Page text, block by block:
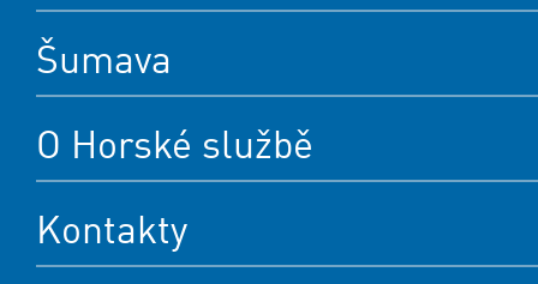
Šumava
O Horské službě
Kontakty